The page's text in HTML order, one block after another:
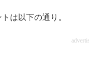
は以下の通り。